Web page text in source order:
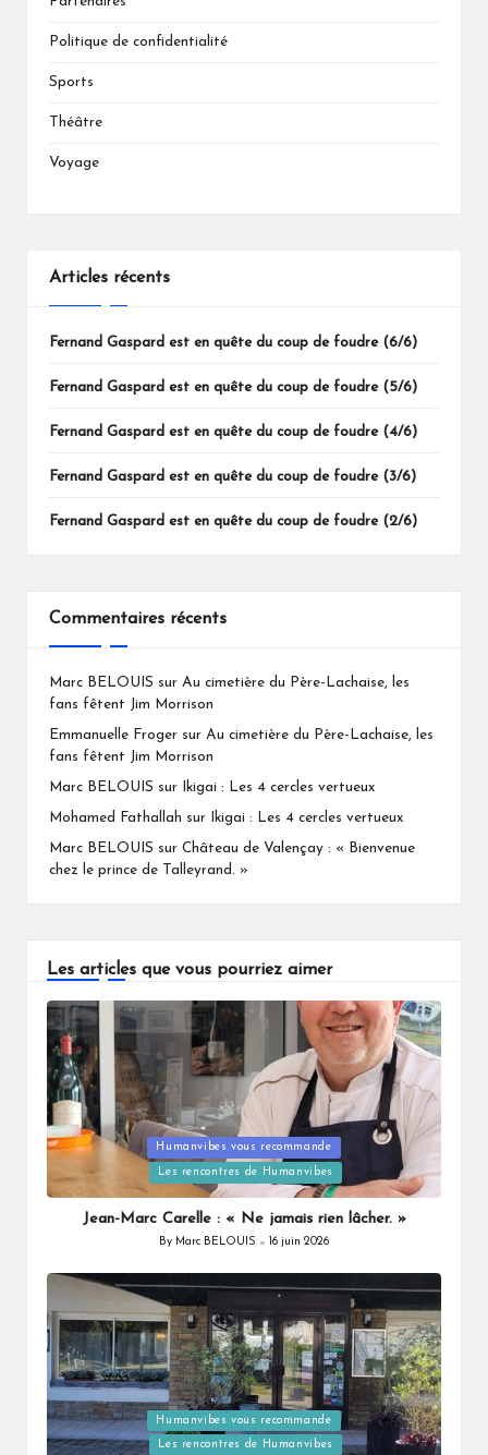
Politique de confidentialité
Sports
Théâtre
Voyage
Articles récents
Fernand Gaspard est en quête du coup de foudre (6/6)
Fernand Gaspard est en quête du coup de foudre (5/6)
Fernand Gaspard est en quête du coup de foudre (4/6)
Fernand Gaspard est en quête du coup de foudre (3/6)
Fernand Gaspard est en quête du coup de foudre (2/6)
Commentaires récents
Marc BELOUIS sur Au cimetière du Père-Lachaise, les
fans fêtent Jim Morrison
Emmanuelle Froger sur Au cimetière du Père-Lachaise, les
fans fêtent Jim Morrison
Marc BELOUIS sur Ikigai : Les 4 cercles vertueux
Mohamed Fathallah sur Ikigai : Les 4 cercles vertueux
Marc BELOUIS sur Château de Valençay : « Bienvenue
chez le prince de Talleyrand. »
Les articles que vous pourriez aimer
Posted
Humanvibes vous recommande
Les rencontres de Humanvibes
Jean-Marc Carelle : « Ne jamais rien lâcher. »
Posted
By Marc BELOUIS 16 juin 2026
Posted
in
Humanvibes vous recommande
Les rencontres de Humanvibes